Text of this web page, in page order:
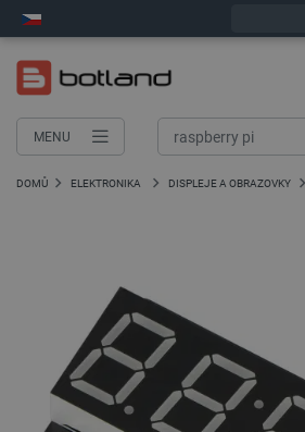
MENU
DOMŮ ELEKTRONIKA DISPLEJE A OBRAZOVKY